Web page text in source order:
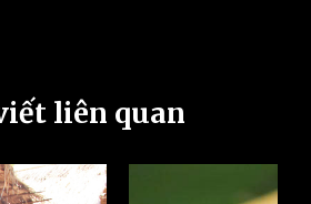
liên quan